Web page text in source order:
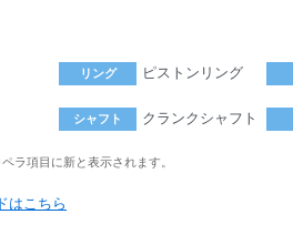
リング ピストンリング
シャフト クランクシャフト
ラ項目に新と表示されます。
はこちら